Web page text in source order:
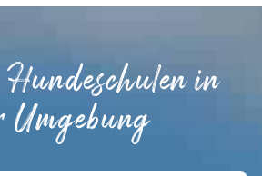
in
Umgebung